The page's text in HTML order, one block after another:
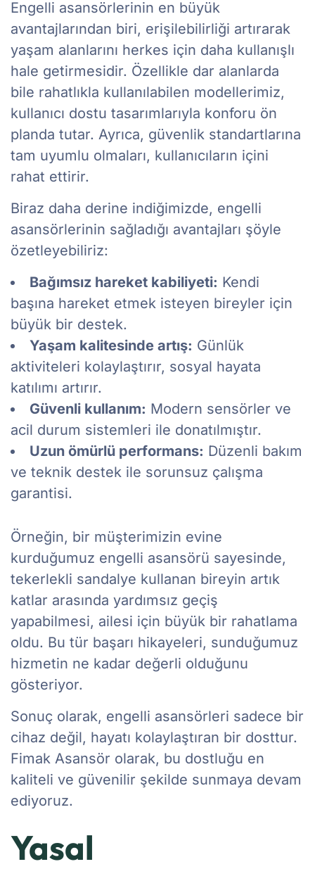
Engelli asansörlerinin en büyük
avantajlarından biri, erişilebilirliği artırarak
yaşam alanlarını herkes için daha kullanışlı
hale getirmesidir. Özellikle dar alanlarda
bile rahatlıkla kullanılabilen modellerimiz,
kullanıcı dostu tasarımlarıyla konforu ön
planda tutar. Ayrıca, güvenlik standartlarına
tam uyumlu olmaları, kullanıcıların içini
rahat ettirir.
Biraz daha derine indiğimizde, engelli
asansörlerinin sağladığı avantajları şöyle
özetleyebiliriz:
Bağımsız hareket kabiliyeti: Kendi
başına hareket etmek isteyen bireyler için
büyük bir destek.
Yaşam kalitesinde artış: Günlük
aktiviteleri kolaylaştırır, sosyal hayata
katılımı artırır.
Güvenli kullanım: Modern sensörler ve
acil durum sistemleri ile donatılmıştır.
Uzun ömürlü performans: Düzenli bakım
ve teknik destek ile sorunsuz çalışma
garantisi.
Örneğin, bir müşterimizin evine
kurduğumuz engelli asansörü sayesinde,
tekerlekli sandalye kullanan bireyin artık
katlar arasında yardımsız geçiş
yapabilmesi, ailesi için büyük bir rahatlama
oldu. Bu tür başarı hikayeleri, sunduğumuz
hizmetin ne kadar değerli olduğunu
gösteriyor.
Sonuç olarak, engelli asansörleri sadece bir
cihaz değil, hayatı kolaylaştıran bir dosttur.
Fimak Asansör olarak, bu dostluğu en
kaliteli ve güvenilir şekilde sunmaya devam
ediyoruz.
Yasal